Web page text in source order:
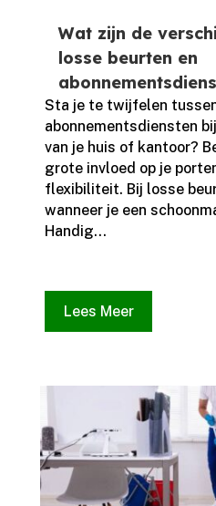
Wat zijn de
losse beurten en
Sta je te twijfelen
abonnementsdiensten
van je huis of kantoor?
grote invloed op je
flexibiliteit.​ Bij losse
wanneer je een
Handig...
Lees Meer